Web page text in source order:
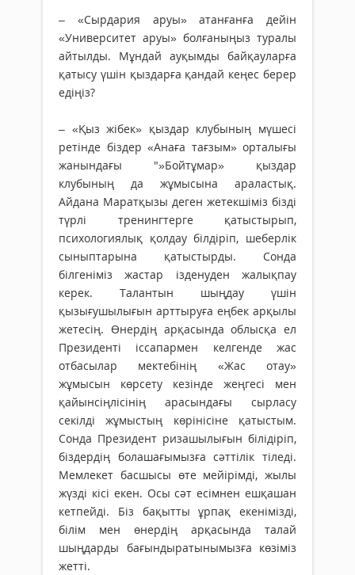
– «Сырдария аруы» атанғанға дейін
«Университет аруы» болғаныңыз туралы
айтылды. Мұндай ауқымды байқауларға
қатысу үшін қыздарға қандай кеңес берер
едіңіз?
– «Қыз жібек» қыздар клубының мүшесі
ре­тінде біздер «Анаға тағзым» орталығы
жанын­дағы "»Бойтұмар» қыздар
клубының да жұмы­сына араластық.
Айдана Маратқызы деген жетек­­шіміз бізді
түрлі тренингтерге қатыстырып,
психологиялық қолдау білдіріп, шеберлік
сыныптарына қатыстырды. Сонда
білгеніміз жас­тар ізденуден жалықпау
керек. Талантын шың­дау үшін
қызығушылығын арттыруға еңбек ар­қылы
жетесің. Өнердің арқасында облысқа ел
Президенті іссапармен келгенде жас
отбасылар мектебінің «Жас отау»
жұмысын көрсету кезінде жеңгесі мен
қайынсіңлісінің арасындағы сырласу
секілді жұмыстың көрінісіне қатыстым.
Сонда Президент ризашылығын білідіріп,
біздердің болашағымызға сәттілік тіледі.
Мемлекет басшысы өте мейірімді, жылы
жүзді кісі екен. Осы сәт есімнен ешқашан
кетпейді. Біз бақытты ұрпақ екенімізді,
білім мен өнердің арқасында талай
шыңдарды бағындыратынымызға көзіміз
жетті.